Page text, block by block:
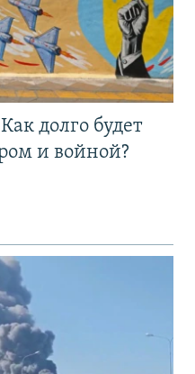
долго будет
и войной?